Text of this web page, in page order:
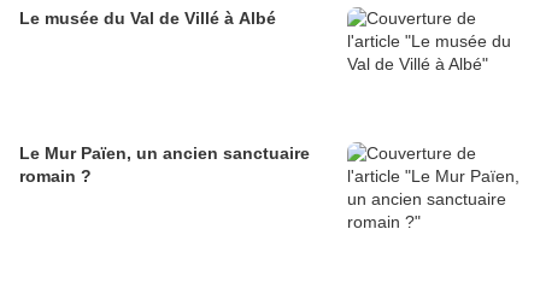
Le musée du Val de Villé à Albé
Le Mur Païen, un ancien sanctuaire
romain ?